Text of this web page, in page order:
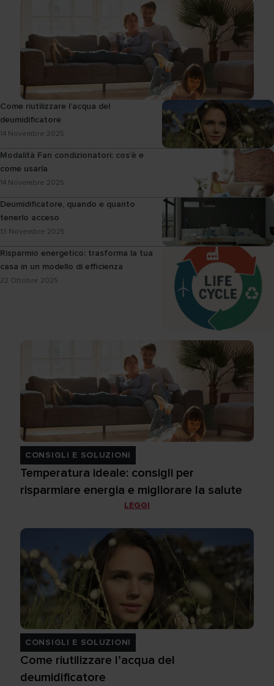
Come riutilizzare l’acqua del
deumidificatore
14 Novembre 2025
Modalità Fan condizionatori: cos’è e
come usarla
14 Novembre 2025
Deumidificatore, quando e quanto
tenerlo acceso
13 Novembre 2025
Risparmio energetico: trasforma la tua
casa in un modello di efficienza
22 Ottobre 2025
CONSIGLI E SOLUZIONI
Temperatura ideale: consigli per
risparmiare energia e migliorare la salute
LEGGI
CONSIGLI E SOLUZIONI
Come riutilizzare l’acqua del
deumidificatore